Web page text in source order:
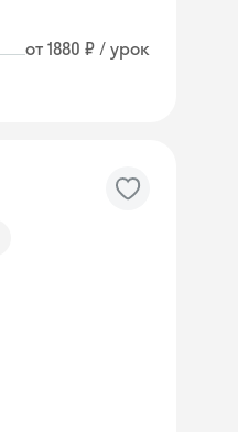
от 1880 ₽ / урок